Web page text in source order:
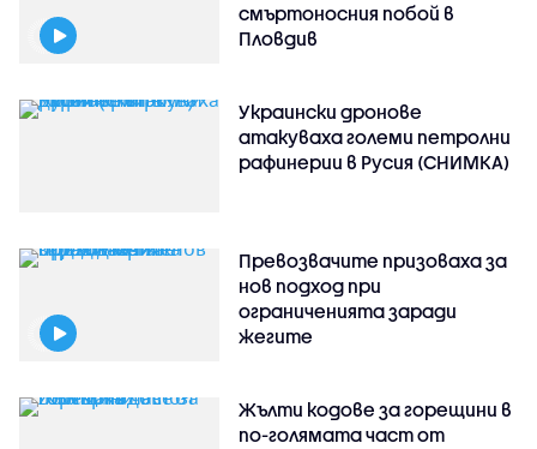
смъртоносния побой в
Пловдив
Украински дронове
атакуваха големи петролни
рафинерии в Русия (СНИМКА)
Превозвачите призоваха за
нов подход при
ограниченията заради
жегите
Жълти кодове за горещини в
по-голямата част от